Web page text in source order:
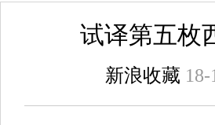
试译第五枚
新浪收藏